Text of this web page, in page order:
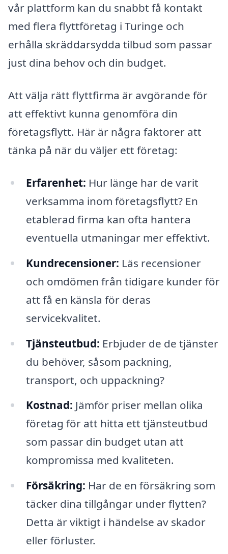
vår plattform kan du snabbt få kontakt
med flera flyttföretag i Turinge och
erhålla skräddarsydda tilbud som passar
just dina behov och din budget.
Att välja rätt flyttfirma är avgörande för
att effektivt kunna genomföra din
företagsflytt. Här är några faktorer att
tänka på när du väljer ett företag:
Erfarenhet: Hur länge har de varit
verksamma inom företagsflytt? En
etablerad firma kan ofta hantera
eventuella utmaningar mer effektivt.
Kundrecensioner: Läs recensioner
och omdömen från tidigare kunder för
att få en känsla för deras
servicekvalitet.
Tjänsteutbud: Erbjuder de de tjänster
du behöver, såsom packning,
transport, och uppackning?
Kostnad: Jämför priser mellan olika
företag för att hitta ett tjänsteutbud
som passar din budget utan att
kompromissa med kvaliteten.
Försäkring: Har de en försäkring som
täcker dina tillgångar under flytten?
Detta är viktigt i händelse av skador
eller förluster.